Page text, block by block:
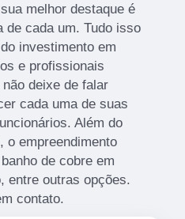
melhor destaque é
de cada um. Tudo isso
investimento em
e profissionais
deixe de falar
cada uma de suas
Além do
o empreendimento
de cobre em
entre outras opções.
contato.